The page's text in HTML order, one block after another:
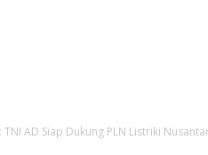
TNI AD Siap Dukung PLN Listriki